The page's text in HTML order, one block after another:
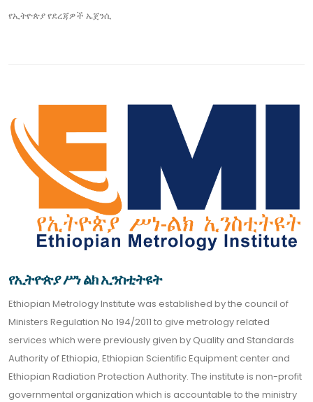
የኢትዮጵያ የደረጃዎች ኤጀንሲ
የኢትዮጵያ ሥነ ልክ ኢንስቲትዩት
Ethiopian Metrology Institute was established by the council of
Ministers Regulation No 194/2011 to give metrology related
services which were previously given by Quality and Standards
Authority of Ethiopia, Ethiopian Scientific Equipment center and
Ethiopian Radiation Protection Authority. The institute is non-profit
governmental organization which is accountable to the ministry